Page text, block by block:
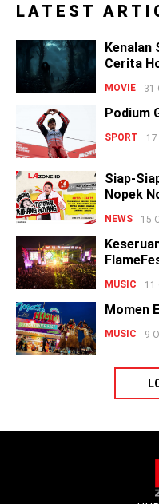
LATEST
Kenalan
Cerita
MOVIE 31
Podium
SPORT
Siap-
Nopek
NEWS 15
MUSIC 11
Momen
MUSIC 9